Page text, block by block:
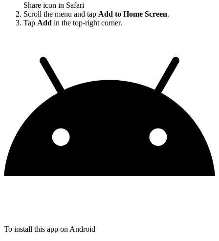
Share icon in Safari
Scroll the menu and tap Add to Home Screen.
Tap Add in the top-right corner.
To install this app on Android